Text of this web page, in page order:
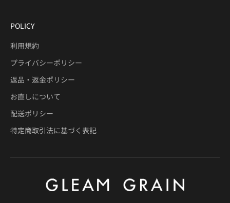
POLICY
利用規約
プライバシーポリシー
返品・返金ポリシー
お直しについて
配送ポリシー
特定商取引法に基づく表記